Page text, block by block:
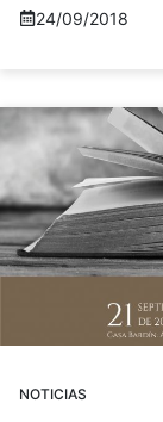
24/09/2018
NOTICIAS